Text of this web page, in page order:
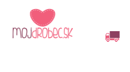
Preskočiť
na
navigáciu
Preskočiť
na
obsah